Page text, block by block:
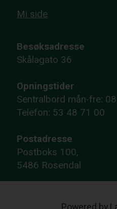
Mi side
Besøksadresse
Skålagato 36
Opningstider
Sentralbord mån-fre:
Telefon: 53 48 71 00
Postadresse
Postboks 100,
5486 Rosendal
Powered by